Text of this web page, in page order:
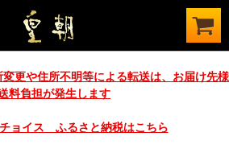
変更や住所不明等による転送は、お届け先様
料負担が発生します
ョイス ふるさと納税はこちら